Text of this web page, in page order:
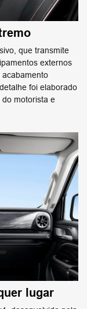
que transmite
externos
acabamento
foi elaborado
motorista e
lugar